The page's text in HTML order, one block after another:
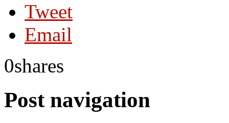
Tweet
Email
0shares
Post navigation